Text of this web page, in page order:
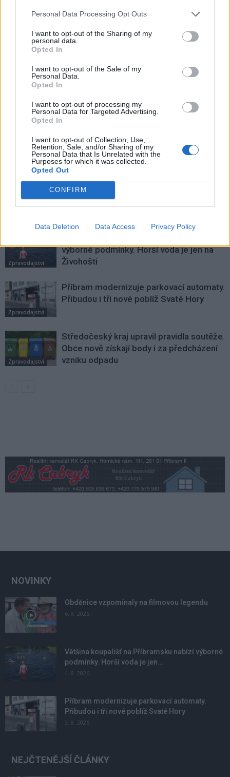
Personal Data Processing Opt Outs
I want to opt-out of the Sharing of my
personal data.
Opted In
I want to opt-out of the Sale of my
Personal Data.
Opted In
I want to opt-out of processing my
Personal Data for Targeted Advertising.
Opted In
I want to opt-out of Collection, Use,
Retention, Sale, and/or Sharing of my
Personal Data that Is Unrelated with the
Purposes for which it was collected.
Opted Out
CONFIRM
Data Deletion Data Access Privacy Policy
Příbramsko
Předchozí článek
Po stopách Antonína Dvořáka.
Střední Čechy lákají i na hudební
místa Příbramska
Bouřka zaměstnala hasiče na
Příbramsku. K událostem stále
SOUVISEJÍCÍ ČLÁNKY
Zpravodajství
výborné podmínky. Horší voda je jen na
Živohošti
Zpravodajství
Příbram modernizuje parkovací automaty.
Přibudou i tři nové poblíž Svaté Hory
Zpravodajství
Středočeský kraj upravil pravidla soutěže.
Obce nově získají body i za předcházení
vzniku odpadu
NOVINKY
Obděnice vzpomínaly na filmovou legendu
6. 8. 2026
Většina koupališť na Příbramsku nabízí výborné
podmínky. Horší voda je jen...
4. 8. 2026
Příbram modernizuje parkovací automaty.
Přibudou i tři nové poblíž Svaté Hory
3. 8. 2026
NEJČTENĚJŠÍ ČLÁNKY